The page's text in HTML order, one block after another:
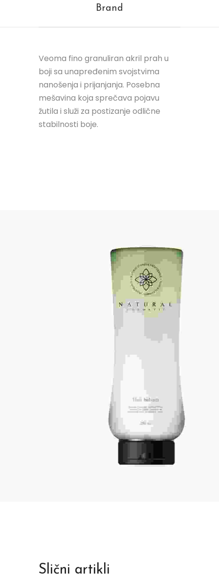
Brand
Veoma fino granuliran akril prah u
boji sa unapređenim svojstvima
nanošenja i prijanjanja. Posebna
mešavina koja sprečava pojavu
žutila i služi za postizanje odlične
stabilnosti boje.
Slični artikli